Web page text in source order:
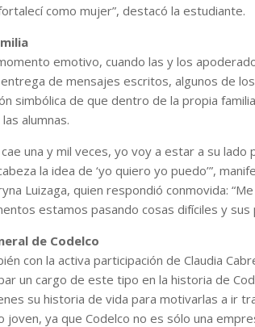
como mujer”, destacó la estudiante.
emotivo, cuando las y los
de mensajes escritos, algunos de
simbólica de que dentro de la propia
alumnas.
una y mil veces, yo voy a estar a su
la idea de ‘yo quiero yo puedo’”,
Luizaga, quien respondió conmovida:
estamos pasando cosas difíciles y sus
de Codelco
con la activa participación de Claudia
un cargo de este tipo en la historia de
su historia de vida para motivarlas a ir
ya que Codelco no es sólo una